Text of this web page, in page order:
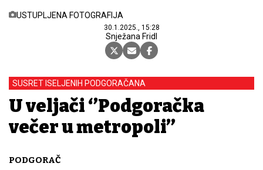
USTUPLJENA FOTOGRAFIJA
30.1.2025., 15:28
Snježana Fridl
SUSRET ISELJENIH PODGORAČANA
U veljači ‘’Podgoračka
večer u metropoli’’
PODGORAČ